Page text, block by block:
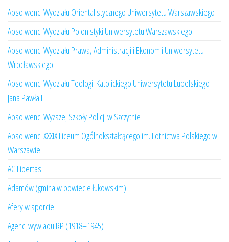
Absolwenci Wydziału Orientalistycznego Uniwersytetu Warszawskiego
Absolwenci Wydziału Polonistyki Uniwersytetu Warszawskiego
Absolwenci Wydziału Prawa, Administracji i Ekonomii Uniwersytetu
Wrocławskiego
Absolwenci Wydziału Teologii Katolickiego Uniwersytetu Lubelskiego
Jana Pawła II
Absolwenci Wyższej Szkoły Policji w Szczytnie
Absolwenci XXXIX Liceum Ogólnokształcącego im. Lotnictwa Polskiego w
Warszawie
AC Libertas
Adamów (gmina w powiecie łukowskim)
Afery w sporcie
Agenci wywiadu RP (1918–1945)